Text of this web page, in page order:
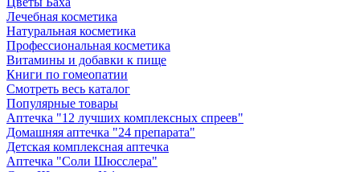
Лечебная косметика
Натуральная косметика
Профессиональная косметика
Витамины и добавки к пище
Книги по гомеопатии
Смотреть весь каталог
Популярные товары
Аптечка "12 лучших комплексных спреев"
Домашняя аптечка "24 препарата"
Детская комплексная аптечка
Аптечка "Соли Шюсслера"